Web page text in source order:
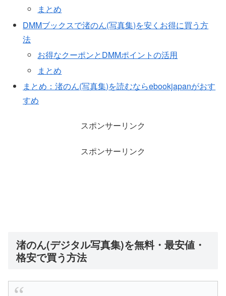
まとめ
DMMブックスで渚のん(写真集)を安くお得に買う方
法
お得なクーポンとDMMポイントの活用
まとめ
まとめ：渚のん(写真集)を読むならebookjapanがおす
すめ
スポンサーリンク
スポンサーリンク
渚のん(デジタル写真集)を無料・最安値・
格安で買う方法